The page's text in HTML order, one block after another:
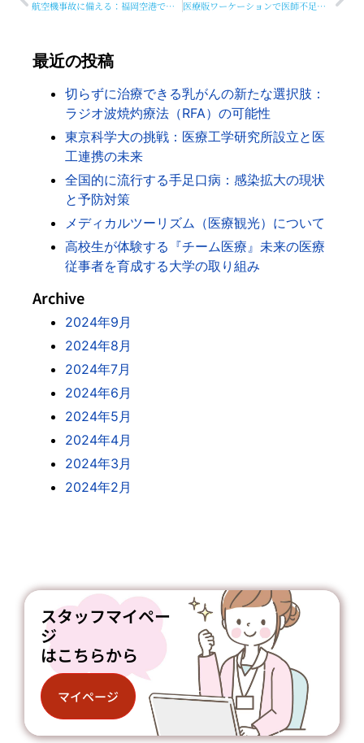
航空機事故に備える：福岡空港での大規模訓練と医療活動の重要性 医療版ワーケーションで医師不足解消へ：和歌山の新たな取り組み
最近の投稿
切らずに治療できる乳がんの新たな選択肢：
ラジオ波焼灼療法（RFA）の可能性
東京科学大の挑戦：医療工学研究所設立と医
工連携の未来
全国的に流行する手足口病：感染拡大の現状
と予防対策
メディカルツーリズム（医療観光）について
高校生が体験する『チーム医療』未来の医療
従事者を育成する大学の取り組み
Archive
2024年9月
2024年8月
2024年7月
2024年6月
2024年5月
2024年4月
2024年3月
2024年2月
スタッフマイペー
ジ
はこちらから
マイページ